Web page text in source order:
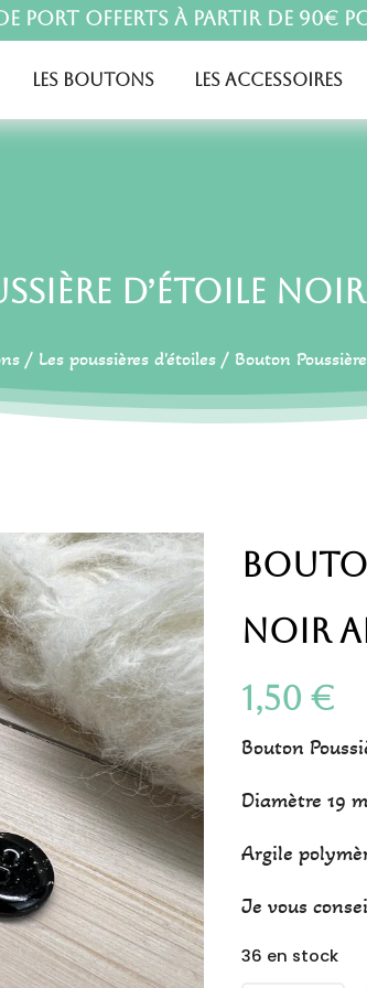
port offerts à partir de 90€
Les boutons Les accessoires
d’étoile
/ Les poussières d'étoiles / Bouton
Noir
1,50 €
Bouton
Diamètre 19
Argile
Je vous
36 en stock